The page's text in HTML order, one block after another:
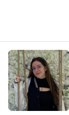
L